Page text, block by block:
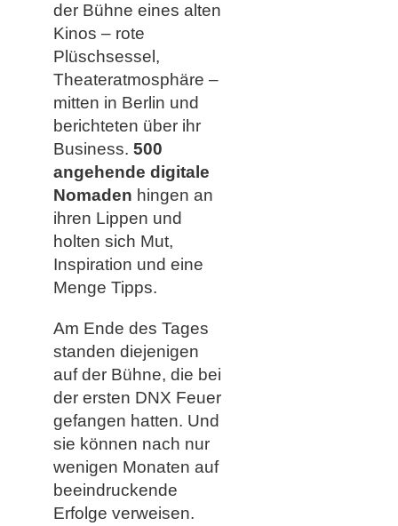
der Bühne eines alten
Kinos – rote
Plüschsessel,
Theateratmosphäre –
mitten in Berlin und
berichteten über ihr
Business. 500
angehende digitale
Nomaden hingen an
ihren Lippen und
holten sich Mut,
Inspiration und eine
Menge Tipps.
Am Ende des Tages
standen diejenigen
auf der Bühne, die bei
der ersten DNX Feuer
gefangen hatten. Und
sie können nach nur
wenigen Monaten auf
beeindruckende
Erfolge verweisen.